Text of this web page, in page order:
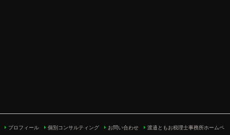
プロフィール 個別コンサルティング お問い合わせ 渡邉ともお税理士事務所ホームペ